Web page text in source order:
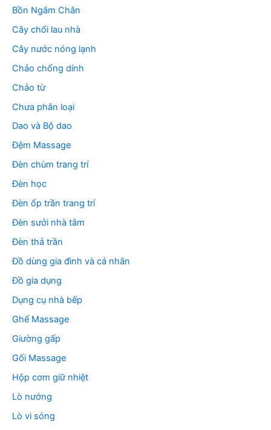
Bồn Ngâm Chân
Cây chổi lau nhà
Cây nước nóng lạnh
Chảo chống dính
Chảo từ
Chưa phân loại
Dao và Bộ dao
Đệm Massage
Đèn chùm trang trí
Đèn học
Đèn ốp trần trang trí
Đèn sưởi nhà tắm
Đèn thả trần
Đồ dùng gia đình và cá nhân
Đồ gia dụng
Dụng cụ nhà bếp
Ghế Massage
Giường gấp
Gối Massage
Hộp cơm giữ nhiệt
Lò nướng
Lò vi sóng